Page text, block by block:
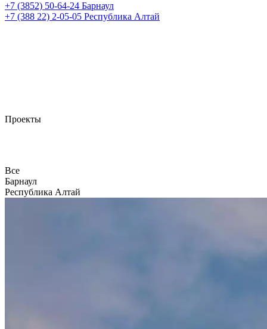
+7 (3852) 50-64-24 Барнаул
+7 (388 22) 2-05-05 Республика Алтай
Проекты
Все
Барнаул
Республика Алтай